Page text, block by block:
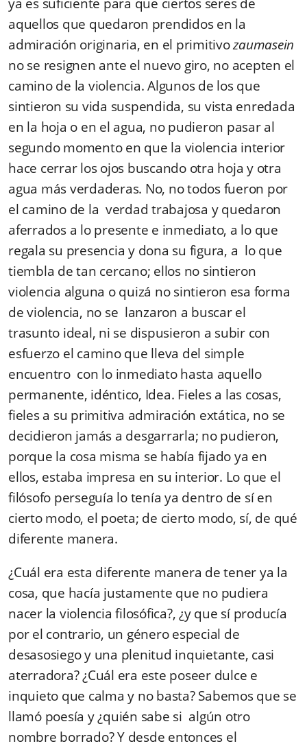
ya es suficiente para que ciertos seres de
aquellos que quedaron prendidos en la
admiración originaria, en el primitivozaumasein
no se resignen ante el nuevo giro, no acepten el
camino de la violencia. Algunos de los que
sintieron su vida suspendida, su vista enredada
en la hoja o en el agua, no pudieron pasar al
segundo momento en que la violencia interior
hace cerrar los ojos buscando otra hoja y otra
agua más verdaderas. No, no todos fueron por
el camino de la verdad trabajosa y quedaron
aferrados a lo presente e inmediato, a lo que
regala su presencia y dona su figura, a lo que
tiembla de tan cercano; ellos no sintieron
violencia alguna o quizá no sintieron esa forma
de violencia, no se lanzaron a buscar el
trasunto ideal, ni se dispusieron a subir con
esfuerzo el camino que lleva del simple
encuentro con lo inmediato hasta aquello
permanente, idéntico, Idea. Fieles a las cosas,
fieles a su primitiva admiración extática, no se
decidieron jamás a desgarrarla; no pudieron,
porque la cosa misma se había fijado ya en
ellos, estaba impresa en su interior. Lo que el
filósofo perseguía lo tenía ya dentro de sí en
cierto modo, el poeta; de cierto modo, sí, de qué
diferente manera.
¿Cuál era esta diferente manera de tener ya la
cosa, que hacía justamente que no pudiera
nacer la violencia filosófica?, ¿y que sí producía
por el contrario, un género especial de
desasosiego y una plenitud inquietante, casi
aterradora? ¿Cuál era este poseer dulce e
inquieto que calma y no basta? Sabemos que se
llamó poesía y ¿quién sabe si algún otro
nombre borrado? Y desde entonces el